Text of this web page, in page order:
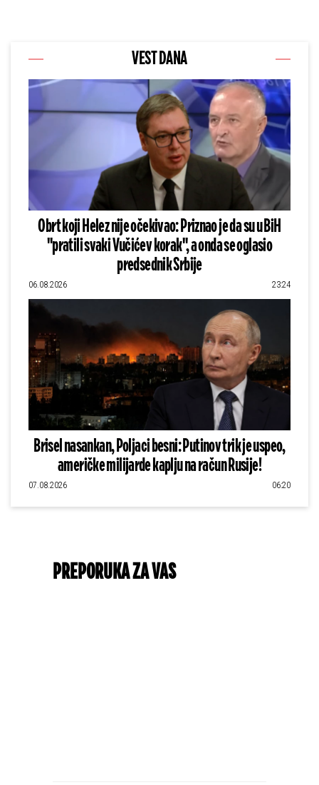
VEST DANA
Obrt koji Helez nije očekivao: Priznao je da su u BiH
"pratili svaki Vučićev korak", a onda se oglasio
predsednik Srbije
06.08.2026 23:24
Brisel nasankan, Poljaci besni: Putinov trik je uspeo,
američke milijarde kaplju na račun Rusije!
07.08.2026 06:20
PREPORUKA ZA VAS